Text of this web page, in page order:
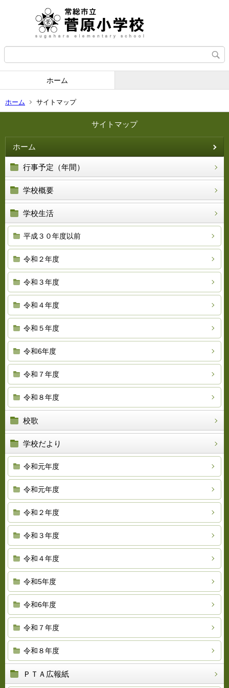
ホーム
ホーム サイトマップ
サイトマップ
ホーム
行事予定（年間）
学校概要
学校生活
平成３０年度以前
令和２年度
令和３年度
令和４年度
令和５年度
令和6年度
令和７年度
令和８年度
校歌
学校だより
令和元年度
令和元年度
令和２年度
令和３年度
令和４年度
令和5年度
令和6年度
令和７年度
令和８年度
ＰＴＡ広報紙